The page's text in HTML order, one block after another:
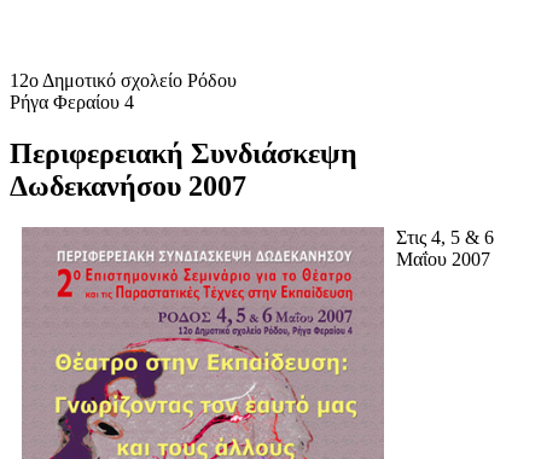
12ο Δημοτικό σχολείο Ρόδου
Ρήγα Φεραίου 4
Περιφερειακή Συνδιάσκεψη
Δωδεκανήσου 2007
Στις 4, 5 & 6
Μαΐου 2007